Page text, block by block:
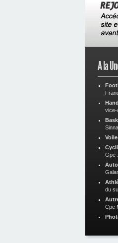
A la
vice-
Gpe
du
Cpe